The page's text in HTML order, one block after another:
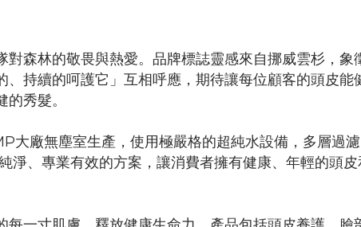
對森林的敬畏與熱愛。品牌標誌靈感來自挪威雲杉，象
、持續的呵護它」互相呼應，期待讓每位顧客的頭皮
秀髮。
大廠無塵室生產，使用極嚴格的超純水設備，多層過
淨、專業有效的方案，讓消費者擁有健康、年輕的頭皮